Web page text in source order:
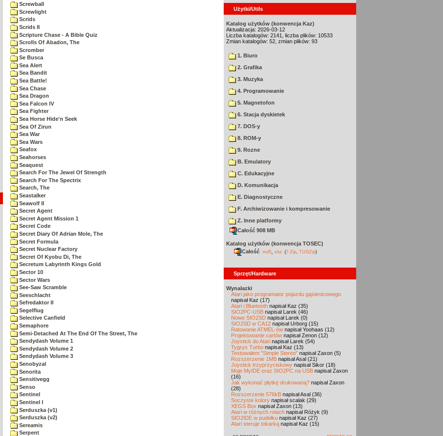
Screwball
Screwlight
Scrids
Scrids II
Scripture Chase - A Bible Quiz
Scrolls Of Abadon, The
Scromber
Se Busca
Sea Alert
Sea Bandit
Sea Battle!
Sea Chase
Sea Dragon
Sea Falcon IV
Sea Fighter
Sea Horse Hide'n Seek
Sea Of Zirun
Sea War
Sea Wars
Seafox
Seahorses
Seaquest
Search For The Jewel Of Strength
Search For The Spectrix
Search, The
Seastalker
Seawolf II
Secret Agent
Secret Agent Mission 1
Secret Code
Secret Diary Of Adrian Mole, The
Secret Formula
Secret Nuclear Factory
Secret Of Kyobu Di, The
Secretum Labyrinth Kings Gold
Sector 10
Sector Wars
See-Saw Scramble
Seeschlacht
Sefredaktor II
Segelflug
Selective Canfield
Semaphore
Semi-Detached At The End Of The Street, The
Sendydash Volume 1
Sendydash Volume 2
Sendydash Volume 3
Senobyzal
Senorita
Sensitivegg
Senso
Sentinel
Sentinel I
Serduszka (v1)
Serduszka (v2)
Sereamis
Serpent
Użytki/Utils
Katalog użytków (konwencja Kaz)
Aktualizacja: 2026-03-12
Liczba katalogów: 2141, liczba plików: 10533
Zmian katalogów: 52, zmian plików: 93
1. Biuro
2. Grafika
3. Muzyka
4. Programowanie
5. Magnetofon
6. Stacja dyskietek
7. DOS-y
8. ROM-y
9. Rozne
B. Emulatory
C. Edukacyjne
D. Komunikacja
E. Diagnostyczne
F. Archiwizowanie i kompresowanie
Z. Inne platformy
Całość 908 MB
Katalog użytków (konwencja TOSEC)
Całość md5 sha (7-Zip TUGZip)
Sprzęt/Hardware
Wynalazki
Atari jako programator pojazdu gąsienicowego
napisał Kaz (17)
Atari i Bluetooth napisał Kaz (35)
SIO2PC-USB napisał Larek (46)
Nowe SIO2SD napisał Larek (0)
SIO2SD w CA12 napisał Urborg (15)
Ratowanie ATMEL-ów napisał Yoohaas (12)
Projektowanie cartów napisał Zenon (12)
Joystick do Atari napisał Larek (54)
Tygrys Turbo napisał Kaz (13)
Testowałem "Simple Stereo" napisał Zaxon (5)
Rozszerzenie 1MB napisał Asal (21)
Joystick trzyprzyciskowy napisał Sikor (18)
Moje MyIDE oraz SIO2PC na USB napisał Zaxon
(16)
Jak wykonać płytkę drukowaną? napisał Zaxon
(28)
Rozszerzenie 576kB napisał Asal (36)
Soczyste kolory napisał scalak (29)
XEGS Box napisał Zaxon (13)
Atari w różnych rolach napisał Różyk (9)
SIO2IDE w pudełku napisał Kaz (27)
Atari steruje tokarką napisał Kaz (15)